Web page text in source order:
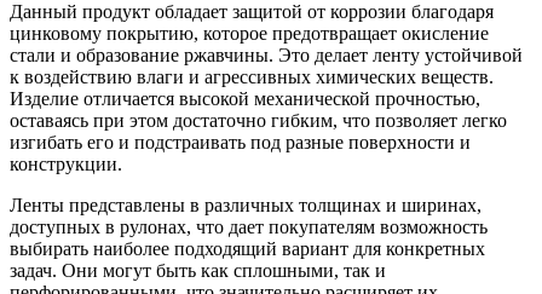
Данный продукт обладает защитой от коррозии благодаря
цинковому покрытию, которое предотвращает окисление
стали и образование ржавчины. Это делает ленту устойчивой
к воздействию влаги и агрессивных химических веществ.
Изделие отличается высокой механической прочностью,
оставаясь при этом достаточно гибким, что позволяет легко
изгибать его и подстраивать под разные поверхности и
конструкции.
Ленты представлены в различных толщинах и ширинах,
доступных в рулонах, что дает покупателям возможность
выбирать наиболее подходящий вариант для конкретных
задач. Они могут быть как сплошными, так и